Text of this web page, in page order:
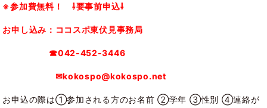
※参加費無料！ ⇩要事前申込⇩
お申し込み：ココスポ東伏見事務局
☎042-452-3446
✉kokospo@kokospo.net
お申込の際は①参加される方のお名前 ②学年 ③性別 ④連絡が